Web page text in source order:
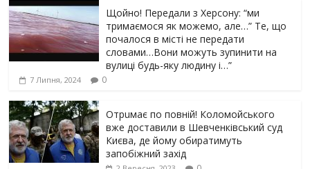
Щойно! Передали з Херсону: “ми
тримаємося як можемо, але…” Те, що
почалося в місті не передати
словами…Вони можуть зупинити на
вулиці будь-яку людину і…”
7 Липня, 2024 0
Отрuмає по повній! Коломойського
вже доставили в Шевченківський суд
Києва, де йому обиратимуть
запобіжний захід